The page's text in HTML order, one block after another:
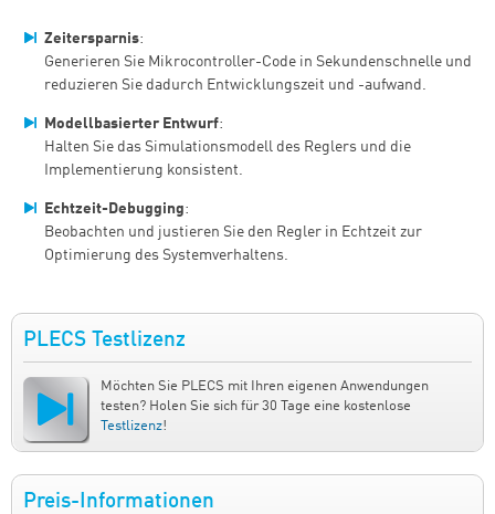
Zeitersparnis:
Generieren Sie Mikrocontroller-Code in Sekundenschnelle und
reduzieren Sie dadurch Entwicklungszeit und -aufwand.
Modellbasierter Entwurf:
Halten Sie das Simulationsmodell des Reglers und die
Implementierung konsistent.
Echtzeit-Debugging:
Beobachten und justieren Sie den Regler in Echtzeit zur
Optimierung des Systemverhaltens.
PLECS Testlizenz
Möchten Sie PLECS mit Ihren eigenen Anwendungen
testen? Holen Sie sich für 30 Tage eine kostenlose
Testlizenz!
Preis-Informationen